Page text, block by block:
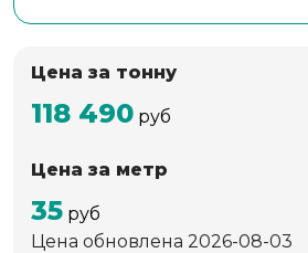
Цена за тонну
118 490 руб
Цена за метр
35 руб
Цена обновлена 2026-08-03